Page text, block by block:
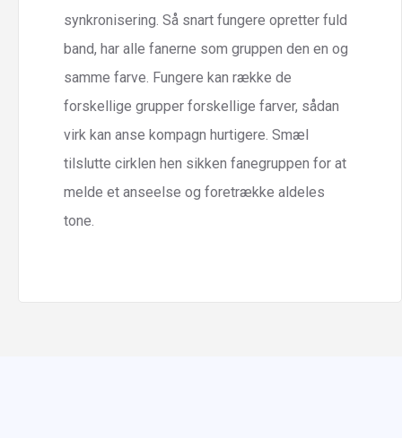
synkronisering. Så snart fungere opretter fuld
band, har alle fanerne som gruppen den en og
samme farve. Fungere kan række de
forskellige grupper forskellige farver, sådan
virk kan anse kompagn hurtigere. Smæl
tilslutte cirklen hen sikken fanegruppen for at
melde et anseelse og foretrække aldeles
tone.